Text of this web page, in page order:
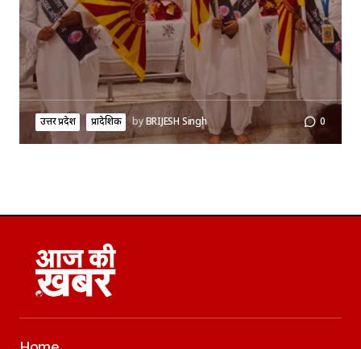
उत्तर प्रदेश प्रादेशिक byBRIJESH Singh 0